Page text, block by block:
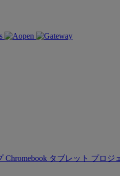
Chromebook タブレット プロジ